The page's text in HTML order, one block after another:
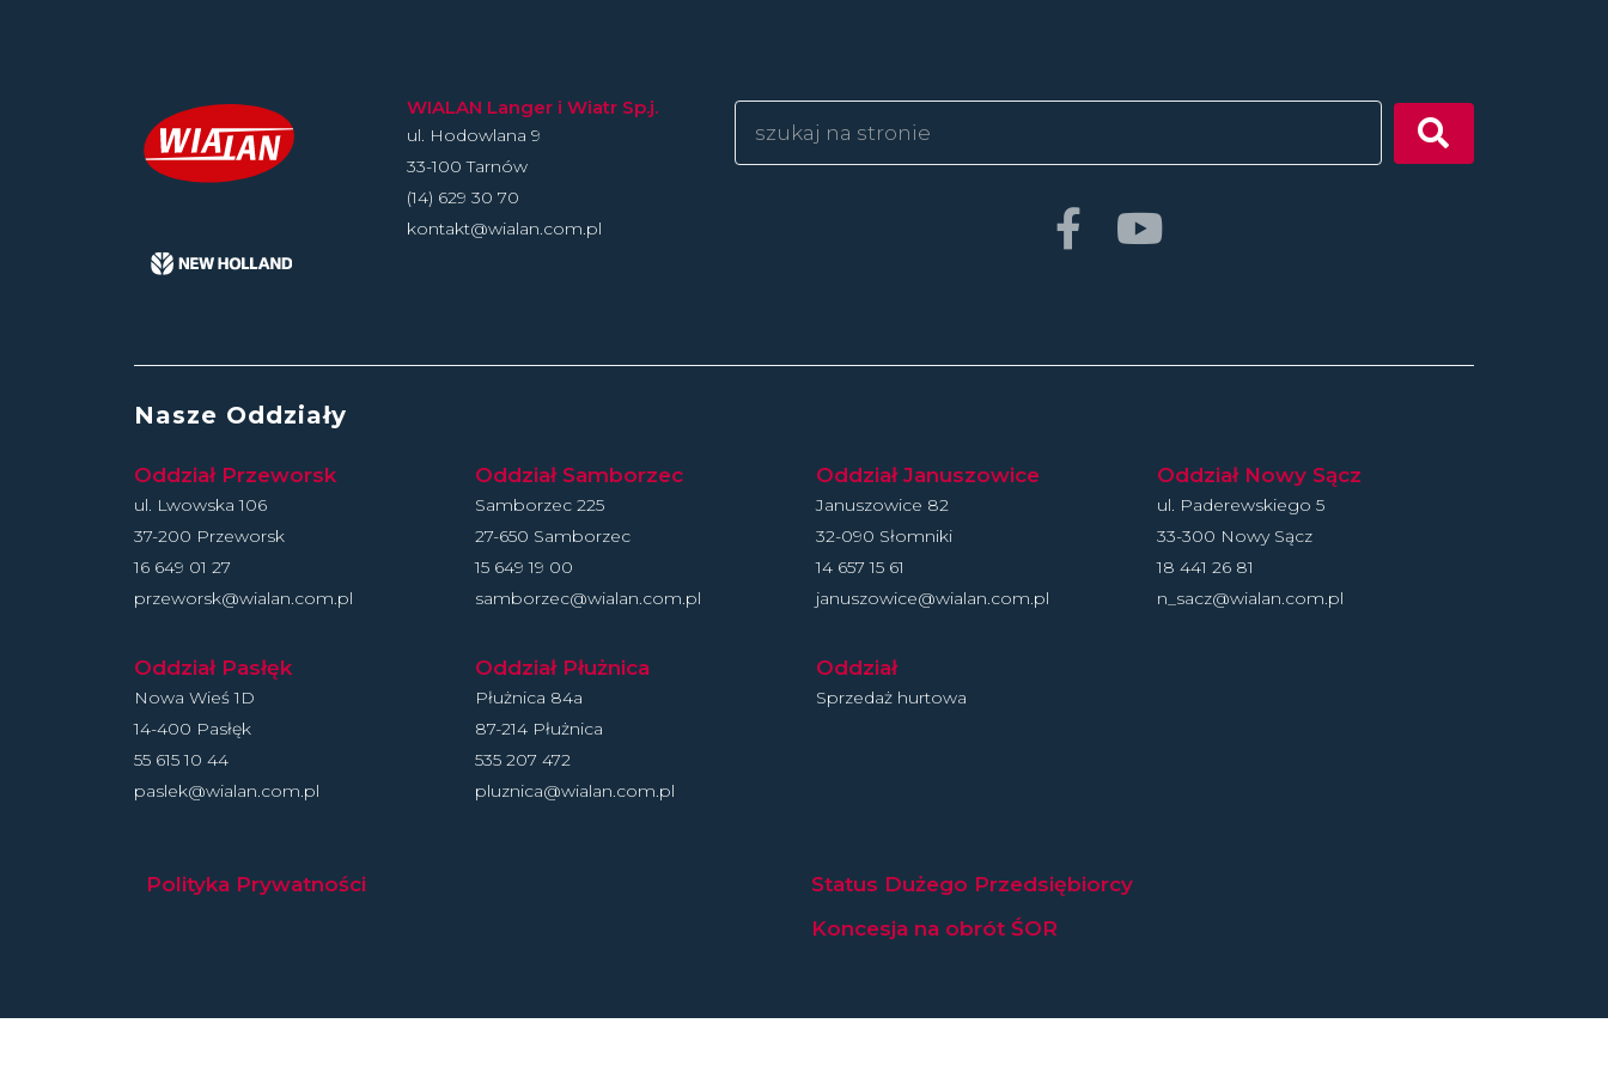
WIALAN Langer i Wiatr Sp.j.
ul. Hodowlan­a 9
33-100 Tarnów
(14) 629 30 70
kontakt@wialan.com.pl
Nasze Oddziały
Oddział Przeworsk
ul. Lwowska 106
37-200 Przeworsk
16 649 01 27
przeworsk@wialan.com.pl
Oddział Samborzec
Samborzec 225
27-650 Samborzec
15 649 19 00
samborzec@wialan.com.pl
Oddział Januszowice
Januszowice 82
32-090 Słomniki
14 657 15 61
januszowice@wialan.com.pl
Oddział Nowy Sącz
ul. Paderewskiego 5
33-300 Nowy Sącz
18 441 26 81
n_sacz@wialan.com.pl
Oddział Pasłęk
Nowa Wieś 1D
14-400 Pasłęk
55 615 10 44
paslek@wialan.com.pl
Oddział Płużnica
Płużnica 84a
87-214 Płużnica
535 207 472
pluznica@wialan.com.pl
Oddział
Sprzedaż hurtowa
Polityka Prywatności
Status Dużego Przedsiębiorcy
Koncesja na obrót ŚOR